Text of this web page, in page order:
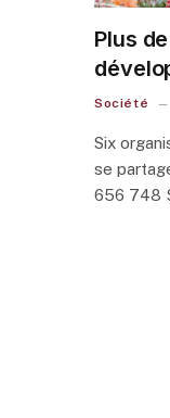
Plus
Société
Six
se
656 748